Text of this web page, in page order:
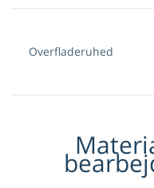
Overfladeruhed